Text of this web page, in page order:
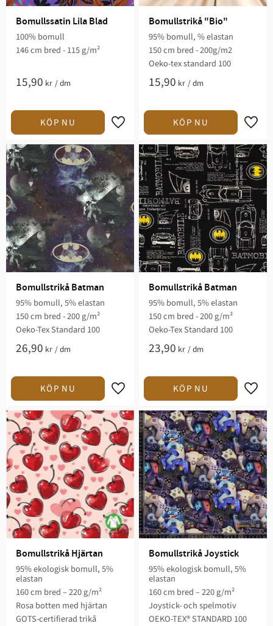
Bomullssatin Lila Blad
100% bomull
146 cm bred - 115 g/m²
15,90 kr /dm
Lägg till i favoriter
Bomullstrikå "Bio"
95% bomull, % elastan
150 cm bred - 200g/m2
Oeko-tex standard 100
15,90 kr /dm
Bomullstrikå Batman
95% bomull, 5% elastan
150 cm bred - 200 g/m²
Oeko-Tex Standard 100
26,90 kr /dm
Lägg till i favoriter
Bomullstrikå Batman
95% bomull, 5% elastan
150 cm bred - 200 g/m²
Oeko-Tex Standard 100
23,90 kr /dm
Bomullstrikå Hjärtan
95% ekologisk bomull, 5%
elastan
160 cm bred – 220 g/m²
Rosa botten med hjärtan
GOTS-certifierad trikå
Bomullstrikå Joystick
95% ekologisk bomull, 5%
elastan
160 cm bred – 220 g/m²
Joystick- och spelmotiv
OEKO-TEX® STANDARD 100